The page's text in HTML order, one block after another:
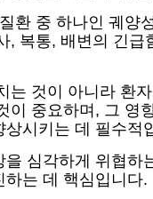
환 중 하나인 궤
복통, 배변의 긴
것이 아니라 환
이 중요하며, 그 영
시키는 데 필수적
심각하게 위협
는 데 핵심입니다.